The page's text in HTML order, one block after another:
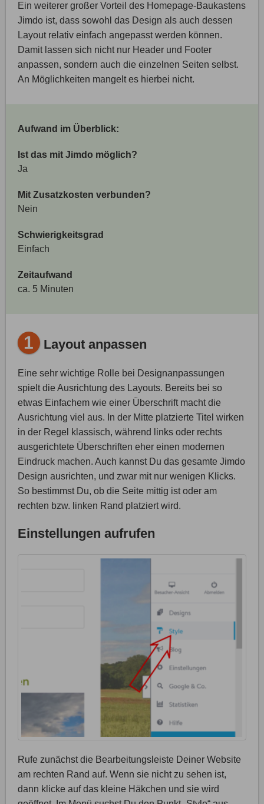
Ein weiterer großer Vorteil des Homepage-Baukastens
Jimdo ist, dass sowohl das Design als auch dessen
Layout relativ einfach angepasst werden können.
Damit lassen sich nicht nur Header und Footer
anpassen, sondern auch die einzelnen Seiten selbst.
An Möglichkeiten mangelt es hierbei nicht.
Aufwand im Überblick:
Ist das mit Jimdo möglich?
Ja
Mit Zusatzkosten verbunden?
Nein
Schwierigkeitsgrad
Einfach
Zeitaufwand
ca. 5 Minuten
1 Layout anpassen
Eine sehr wichtige Rolle bei Designanpassungen
spielt die Ausrichtung des Layouts. Bereits bei so
etwas Einfachem wie einer Überschrift macht die
Ausrichtung viel aus. In der Mitte platzierte Titel wirken
in der Regel klassisch, während links oder rechts
ausgerichtete Überschriften eher einen modernen
Eindruck machen. Auch kannst Du das gesamte Jimdo
Design ausrichten, und zwar mit nur wenigen Klicks.
So bestimmst Du, ob die Seite mittig ist oder am
rechten bzw. linken Rand platziert wird.
Einstellungen aufrufen
Rufe zunächst die Bearbeitungsleiste Deiner Website
am rechten Rand auf. Wenn sie nicht zu sehen ist,
dann klicke auf das kleine Häkchen und sie wird